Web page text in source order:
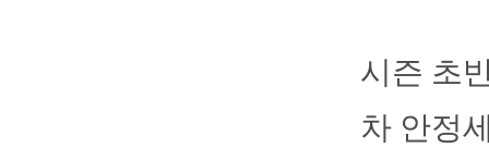
시즌 초
차 안정